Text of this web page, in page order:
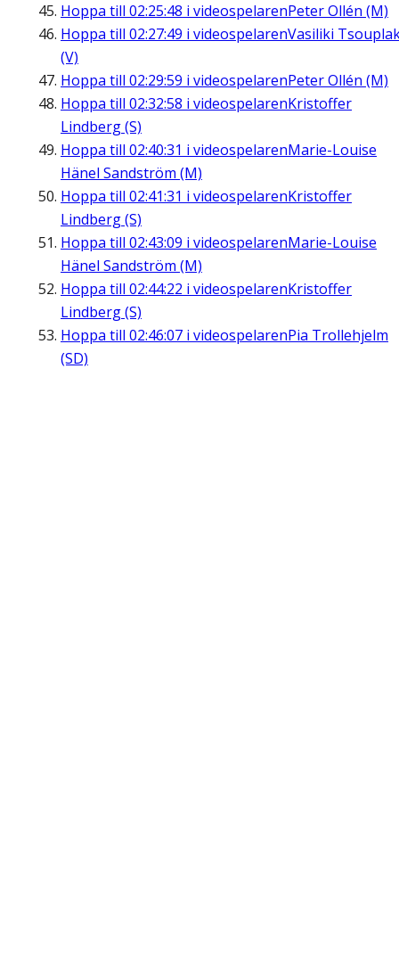
Hoppa till 02:25:48 i videospelarenPeter Ollén (M)
Hoppa till 02:27:49 i videospelarenVasiliki
(V)
Hoppa till 02:29:59 i videospelarenPeter Ollén (M)
Hoppa till 02:32:58 i videospelarenKristoffer
Lindberg (S)
Hoppa till 02:40:31 i videospelarenMarie-Louise
Hänel Sandström (M)
Hoppa till 02:41:31 i videospelarenKristoffer
Lindberg (S)
Hoppa till 02:43:09 i videospelarenMarie-Louise
Hänel Sandström (M)
Hoppa till 02:44:22 i videospelarenKristoffer
Lindberg (S)
Hoppa till 02:46:07 i videospelarenPia Trollehjelm
(SD)